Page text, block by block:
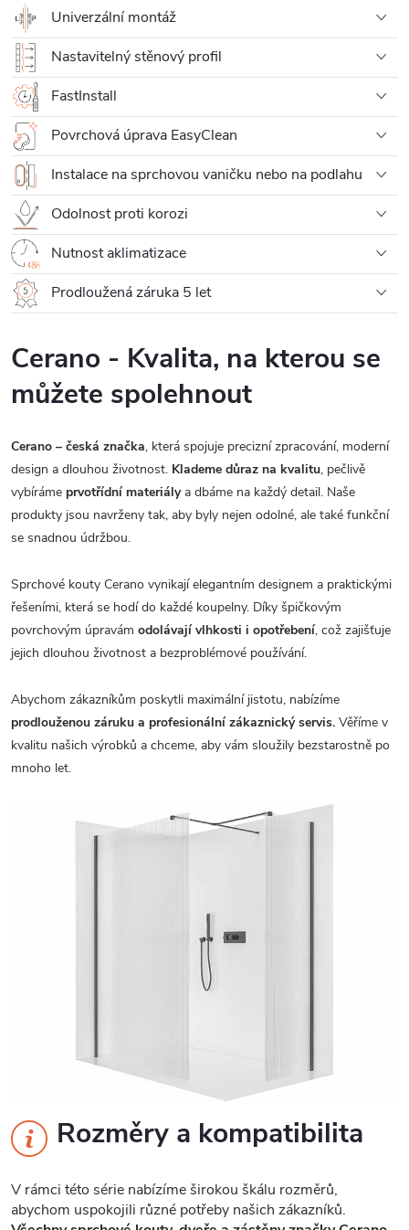
Univerzální montáž
Nastavitelný stěnový profil
FastInstall
Povrchová úprava EasyClean
Instalace na sprchovou vaničku nebo na podlahu
Odolnost proti korozi
Nutnost aklimatizace
Prodloužená záruka 5 let
Cerano - Kvalita, na kterou se
můžete spolehnout
Cerano – česká značka, která spojuje precizní zpracování, moderní
design a dlouhou životnost. Klademe důraz na kvalitu, pečlivě
vybíráme prvotřídní materiálya dbáme na každý detail. Naše
produkty jsou navrženy tak, aby byly nejen odolné, ale také funkční
se snadnou údržbou.
Sprchové kouty Cerano vynikají elegantním designem a praktickými
řešeními, která se hodí do každé koupelny. Díky špičkovým
povrchovým úpravám odolávají vlhkosti i opotřebení, což zajišťuje
jejich dlouhou životnost a bezproblémové používání.
Abychom zákazníkům poskytli maximální jistotu, nabízíme
prodlouženou záruku a profesionální zákaznický servis. Věříme v
kvalitu našich výrobků a chceme, aby vám sloužily bezstarostně po
mnoho let.
Rozměry a kompatibilita
V rámci této série nabízíme širokou škálu rozměrů,
abychom uspokojili různé potřeby našich zákazníků.